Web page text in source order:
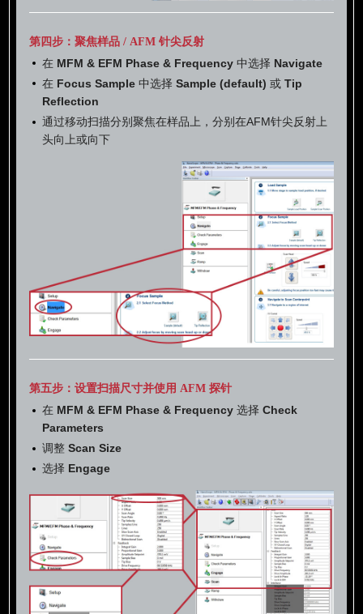
第四步：聚焦样品 / AFM 针尖反射
在MFM & EFM Phase & Frequency 中选择 Navigate
在Focus Sample 中选择 Sample (default) 或Tip
Reflection
通过移动扫描分别聚焦在样品上，分别在AFM针尖反射上
头向上或向下
第五步：设置扫描尺寸并使用 AFM 探针
在MFM & EFM Phase & Frequency 选择 Check
Parameters
调整 Scan Size
选择 Engage